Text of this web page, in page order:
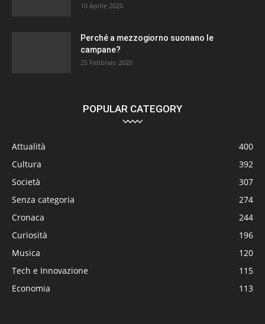
10 Aprile 2020
Perché a mezzogiorno suonano le
campane?
25 Febbraio 2020
POPULAR CATEGORY
Attualità
400
Cultura
392
Società
307
Senza categoria
274
Cronaca
244
Curiosità
196
Musica
120
Tech e Innovazione
115
Economia
113